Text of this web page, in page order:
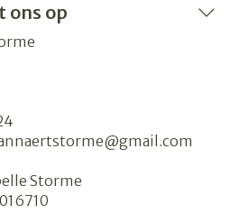
ons op
gmail.com
Storme